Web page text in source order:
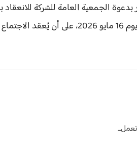
بدعوة الجمعية العامة للشركة